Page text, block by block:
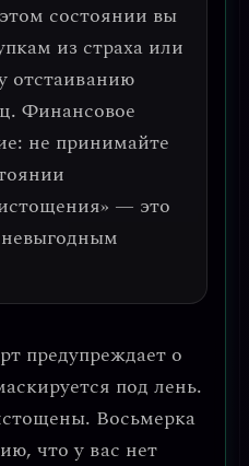
состоянии вы
из страха или
отстаиванию
Финансовое
не принимайте
— это
предупреждает о
под лень.
Восьмерка
что у вас нет